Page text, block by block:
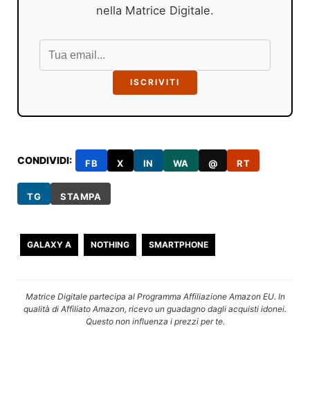
nella Matrice Digitale.
ISCRIVITI
CONDIVIDI: FB X IN WA @ RT
TG STAMPA
GALAXY A NOTHING SMARTPHONE
Matrice Digitale partecipa al Programma Affiliazione Amazon EU. In
qualità di Affiliato Amazon, ricevo un guadagno dagli acquisti idonei.
Questo non influenza i prezzi per te.